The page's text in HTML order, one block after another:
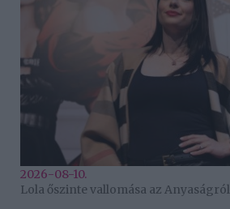
2026-08-10.
Lola őszinte vallomása az Anyaságról